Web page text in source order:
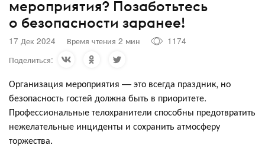
мероприятия? Позаботьтесь
о безопасности заранее!
17 Дек 2024 Время чтения 2 мин
1174
Поделиться:
Организация мероприятия — это всегда праздник, но
безопасность гостей должна быть в приоритете.
Профессиональные телохранители способны предотвратить
нежелательные инциденты и сохранить атмосферу
торжества.